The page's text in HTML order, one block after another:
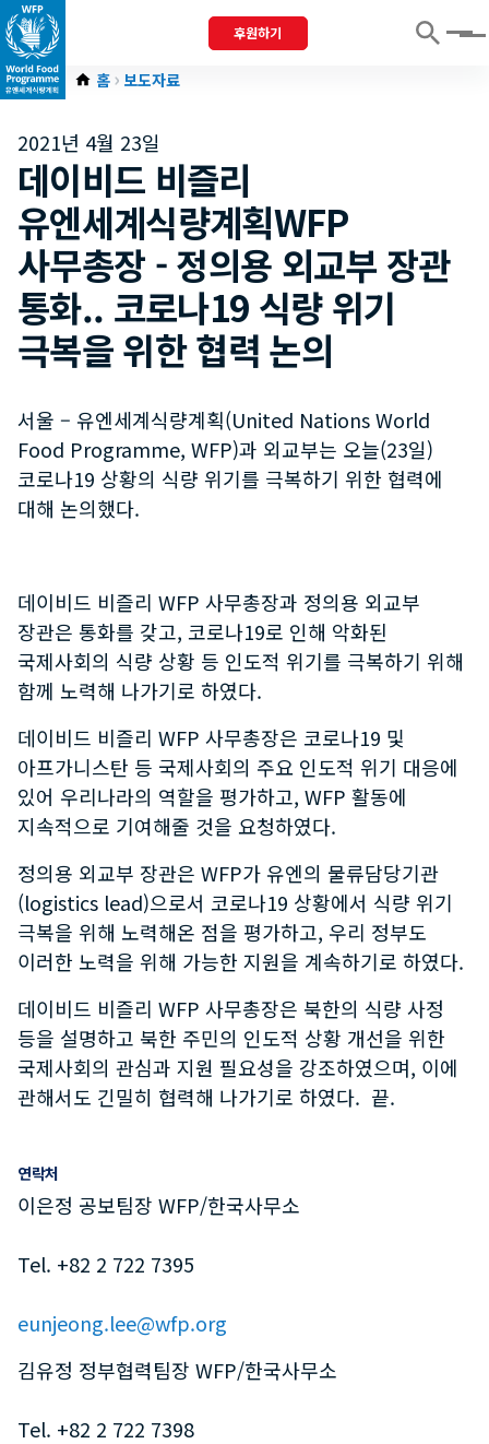
후원하기 Menu
홈 보도자료
2021년 4월 23일
데이비드 비즐리
유엔세계식량계획WFP
사무총장 - 정의용 외교부 장관
통화.. 코로나19 식량 위기
극복을 위한 협력 논의
서울 – 유엔세계식량계획(United Nations World
Food Programme, WFP)과 외교부는 오늘(23일)
코로나19 상황의 식량 위기를 극복하기 위한 협력에
대해 논의했다.
데이비드 비즐리 WFP 사무총장과 정의용 외교부
장관은 통화를 갖고, 코로나19로 인해 악화된
국제사회의 식량 상황 등 인도적 위기를 극복하기 위해
함께 노력해 나가기로 하였다.
데이비드 비즐리 WFP 사무총장은 코로나19 및
아프가니스탄 등 국제사회의 주요 인도적 위기 대응에
있어 우리나라의 역할을 평가하고, WFP 활동에
지속적으로 기여해줄 것을 요청하였다.
​정의용 외교부 장관은 WFP가 유엔의 물류담당기관
(logistics lead)으로서 코로나19 상황에서 식량 위기
극복을 위해 노력해온 점을 평가하고, 우리 정부도
이러한 노력을 위해 가능한 지원을 계속하기로 하였다.
데이비드 비즐리 WFP 사무총장은 북한의 식량 사정
등을 설명하고 북한 주민의 인도적 상황 개선을 위한
국제사회의 관심과 지원 필요성을 강조하였으며, 이에
관해서도 긴밀히 협력해 나가기로 하였다. 끝.
연락처
이은정 공보팀장 WFP/한국사무소
Tel. +82 2 722 7395
eunjeong.lee@wfp.org
김유정 정부협력팀장 WFP/한국사무소
Tel. +82 2 722 7398